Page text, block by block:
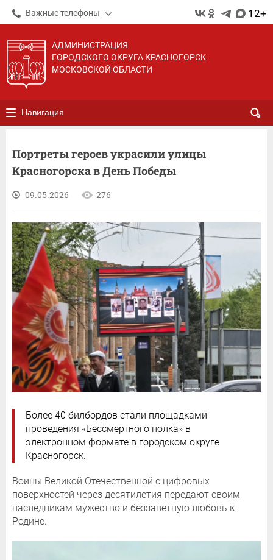
Важные телефоны 12+
АДМИНИСТРАЦИЯ
ГОРОДСКОГО ОКРУГА КРАСНОГОРСК
МОСКОВСКОЙ ОБЛАСТИ
Навигация
Портреты героев украсили улицы
Красногорска в День Победы
09.05.2026 276
Более 40 билбордов стали площадками
проведения «Бессмертного полка» в
электронном формате в городском округе
Красногорск.
Воины Великой Отечественной с цифровых
поверхностей через десятилетия передают своим
наследникам мужество и беззаветную любовь к
Родине.